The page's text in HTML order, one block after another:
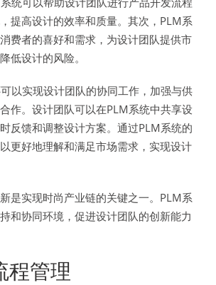
提高设计的效率和质量。其次，PLM系
费者的喜好和需求，为设计团队提供市
低设计的风险。
以实现设计团队的协同工作，加强与供
作。设计团队可以在PLM系统中共享设
反馈和调整设计方案。通过PLM系统的
更好地理解和满足市场需求，实现设计
是实现时尚产业链的关键之一。PLM系
和协同环境，促进设计团队的创新能力
程管理